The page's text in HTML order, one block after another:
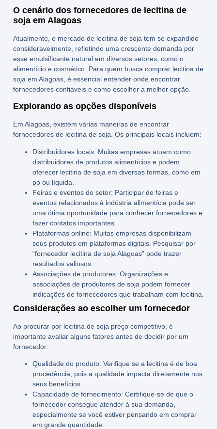
O cenário dos fornecedores de lecitina de
soja em Alagoas
Atualmente, o mercado de lecitina de soja tem se expandido
consideravelmente, refletindo uma crescente demanda por
esse emulsificante natural em diversos setores, como o
alimentício e cosmético. Para quem busca comprar lecitina de
soja em Alagoas, é essencial entender onde encontrar
fornecedores confiáveis e como escolher a melhor opção.
Explorando as opções disponíveis
Em Alagoas, existem várias maneiras de encontrar
fornecedores de lecitina de soja . Os principais locais incluem:
Distribuidores locais: Muitas empresas atuam como
distribuidores de produtos alimentícios e podem
oferecer lecitina de soja em diversas formas, como em
pó ou líquida.
Feiras e eventos do setor: Participar de feiras e
eventos relacionados à indústria alimentícia pode ser
uma ótima oportunidade para conhecer fornecedores e
fazer contatos importantes.
Plataformas online: Muitas empresas disponibilizam
seus produtos em plataformas digitais. Pesquisar por
“fornecedor lecitina de soja Alagoas” pode trazer
resultados valiosos.
Associações de produtores: Organizações e
associações de produtores de soja podem fornecer
indicações de fornecedores que trabalham com lecitina.
Considerações ao escolher um fornecedor
Ao procurar por lecitina de soja preçocompetitivo, é
importante avaliar alguns fatores antes de decidir por um
fornecedor:
Qualidade do produto: Verifique se a lecitina é de boa
procedência, pois a qualidade impacta diretamente nos
seus benefícios.
Capacidade de fornecimento: Certifique-se de que o
fornecedor consegue atender à sua demanda,
especialmente se você estiver pensando em comprar
em grande quantidade.